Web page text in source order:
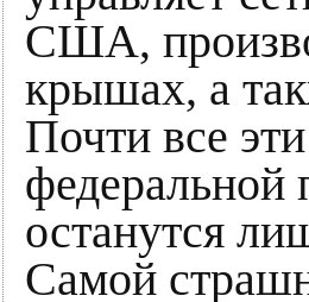
США,
крышах, а
Почти все
федеральной
останутся
Самой